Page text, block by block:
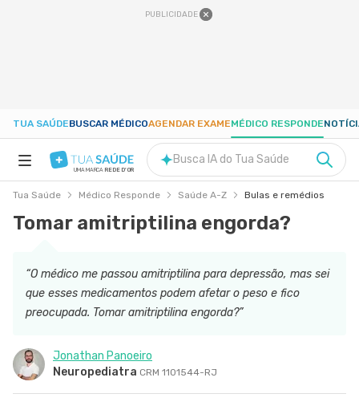
PUBLICIDADE
TUA SAÚDEBUSCAR MÉDICOAGENDAR EXAMEMÉDICO RESPONDE
GRAVIDEZ
UMA MARCA REDE D'OR
Busca IA do Tua Saúde
Tua Saúde Médico Responde Saúde A-Z Bulas e remédios
Tomar amitriptilina engorda?
“O médico me passou amitriptilina para depressão, mas sei
que esses medicamentos podem afetar o peso e fico
preocupada. Tomar amitriptilina engorda?”
Jonathan Panoeiro
Neuropediatra CRM 1101544-RJ